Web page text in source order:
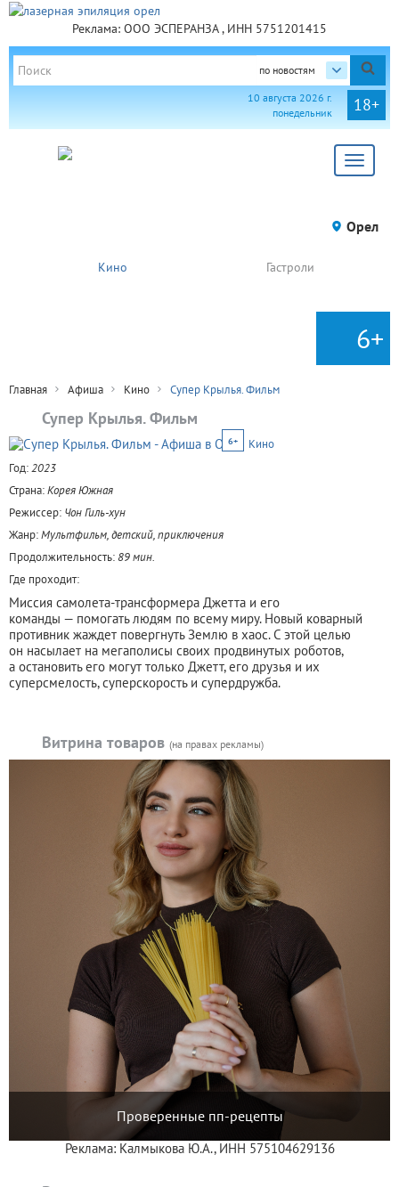
Реклама: ООО ЭСПЕРАНЗА , ИНН 5751201415
по новостям
18+
10 августа 2026 г.
понедельник
Toggle
Орел
Кино Гастроли
6+
Главная Афиша Кино Супер Крылья. Фильм
Супер Крылья. Фильм
6+
Кино
Год:2023
Страна:Корея Южная
Режиссер: Чон Гиль-хун
Жанр:Мультфильм, детский, приключения
Продолжительность:89 мин.
Где проходит:
Миссия самолета-трансформера Джетта и его
команды — помогать людям по всему миру. Новый коварный
противник жаждет повергнуть Землю в хаос. С этой целью
он насылает на мегаполисы своих продвинутых роботов,
а остановить его могут только Джетт, его друзья и их
суперсмелость, суперскорость и супердружба.
Витрина товаров (на правах рекламы)
Проверенные пп-рецепты
Реклама: Калмыкова Ю.А., ИНН 575104629136